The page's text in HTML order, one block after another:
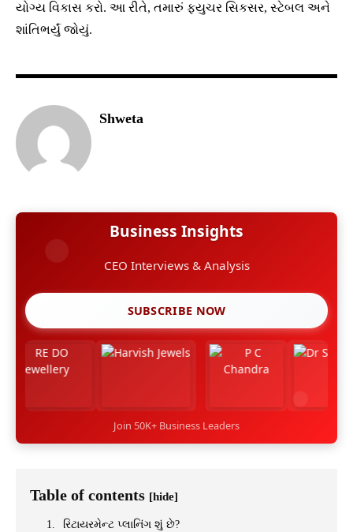
યોગ્ય વિકાસ કરો. આ રીતે, તમારું ફ્યુચર સિકસર, સ્ટેબલ અને
શાંતિભર્યું જોયું.
Shweta
Business Insights
CEO Interviews & Analysis
SUBSCRIBE NOW
Join 50K+ Business Leaders
Table of contents [hide]
રિટાયરમેન્ટ પ્લાનિંગ શું છે?